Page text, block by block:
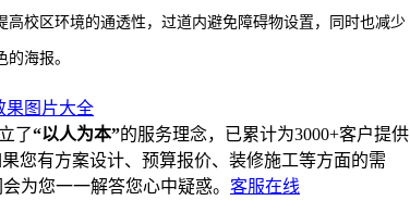
校区环境的通透性，过道内避免障碍物设置，同时也减少
海报。
果图片大全
了“以人为本”的服务理念，已累计为3000+客户提供
您有方案设计、预算报价、装修施工等方面的需
为您一一解答您心中疑惑。 客服在线